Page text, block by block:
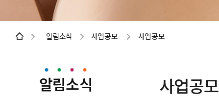
알림소식 사업공모 사업공모
알림소식 사업공모